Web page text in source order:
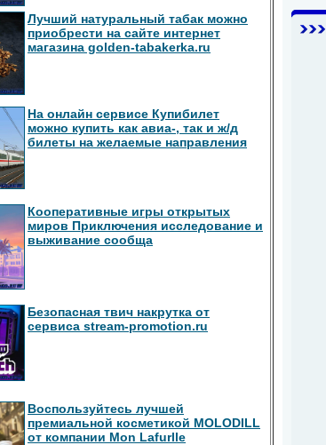
Лучший натуральный табак можно
приобрести на сайте интернет
магазина golden-tabakerka.ru
На онлайн сервисе Купибилет
можно купить как авиа-, так и ж/д
билеты на желаемые направления
Кооперативные игры открытых
миров Приключения исследование и
выживание сообща
Безопасная твич накрутка от
сервиса stream-promotion.ru
Воспользуйтесь лучшей
премиальной косметикой MOLODILL
от компании Mon Lafurlle